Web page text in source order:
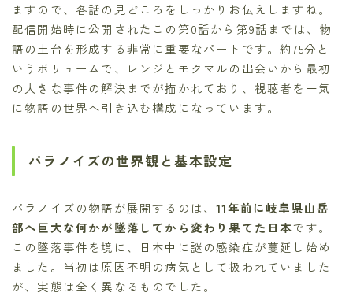
ますので、各話の見どころをしっかりお伝えしますね。
配信開始時に公開されたこの第0話から第9話までは、物
語の土台を形成する非常に重要なパートです。約75分と
いうボリュームで、レンジとモクマルの出会いから最初
の大きな事件の解決までが描かれており、視聴者を一気
に物語の世界へ引き込む構成になっています。
パラノイズの世界観と基本設定
パラノイズの物語が展開するのは、11年前に岐阜県山岳
部へ巨大な何かが墜落してから変わり果てた日本です。
この墜落事件を境に、日本中に謎の感染症が蔓延し始め
ました。当初は原因不明の病気として扱われていました
が、実態は全く異なるものでした。